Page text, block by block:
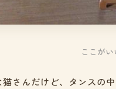
ここが
猫さんだけど、タンスの